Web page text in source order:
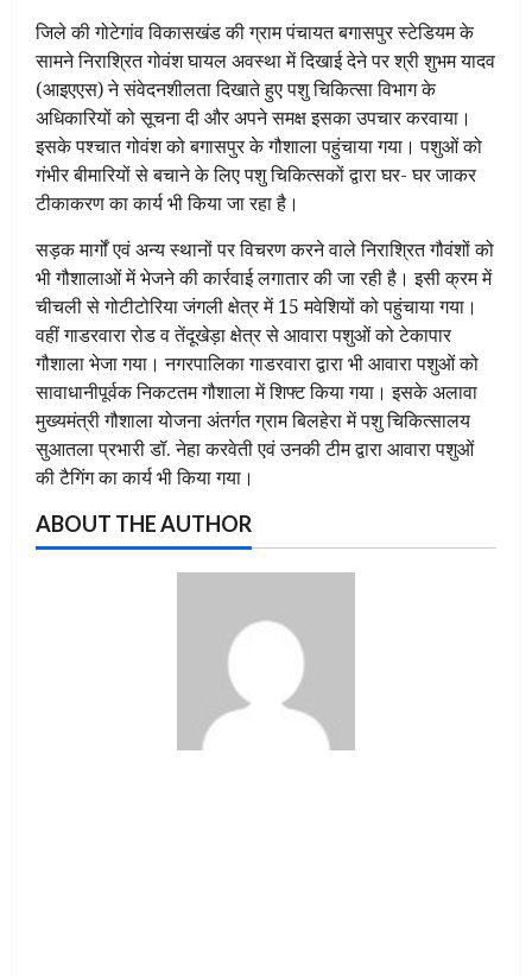
जिले की गोटेगांव विकासखंड की ग्राम पंचायत बगासपुर स्टेडियम के
सामने निराश्रित गोवंश घायल अवस्था में दिखाई देने पर श्री शुभम यादव
(आइएएस) ने संवेदनशीलता दिखाते हुए पशु चिकित्सा विभाग के
अधिकारियों को सूचना दी और अपने समक्ष इसका उपचार करवाया।
इसके पश्चात गोवंश को बगासपुर के गौशाला पहुंचाया गया। पशुओं को
गंभीर बीमारियों से बचाने के लिए पशु चिकित्सकों द्वारा घर- घर जाकर
टीकाकरण का कार्य भी किया जा रहा है।
सड़क मार्गों एवं अन्य स्थानों पर विचरण करने वाले निराश्रित गौवंशों को
भी गौशालाओं में भेजने की कार्रवाई लगातार की जा रही है। इसी क्रम में
चीचली से गोटीटोरिया जंगली क्षेत्र में 15 मवेशियों को पहुंचाया गया।
वहीं गाडरवारा रोड व तेंदूखेड़ा क्षेत्र से आवारा पशुओं को टेकापार
गौशाला भेजा गया। नगरपालिका गाडरवारा द्वारा भी आवारा पशुओं को
सावाधानीपूर्वक निकटतम गौशाला में शिफ्ट किया गया। इसके अलावा
मुख्यमंत्री गौशाला योजना अंतर्गत ग्राम बिलहेरा में पशु चिकित्सालय
सुआतला प्रभारी डॉ. नेहा करवेती एवं उनकी टीम द्वारा आवारा पशुओं
की टैगिंग का कार्य भी किया गया।
ABOUT THE AUTHOR